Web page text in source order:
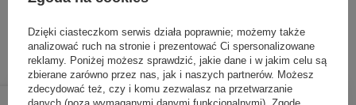
54,00 zł / szt.
27,00 zł/100 ml, w tym VAT
ID towaru: 17720
Dzięki ciasteczkom serwis działa poprawnie; możemy także
analizować ruch na stronie i prezentować Ci spersonalizowane
reklamy. Poniżej możesz sprawdzić, jakie dane i w jakim celu są
zbierane zarówno przez nas, jak i naszych partnerów. Możesz
zdecydować też, czy i komu zezwalasz na przetwarzanie
danych (poza wymaganymi danymi funkcjonalnymi). Zgodę